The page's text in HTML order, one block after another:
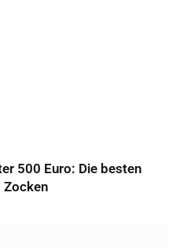
500 Euro: Die besten
Zocken